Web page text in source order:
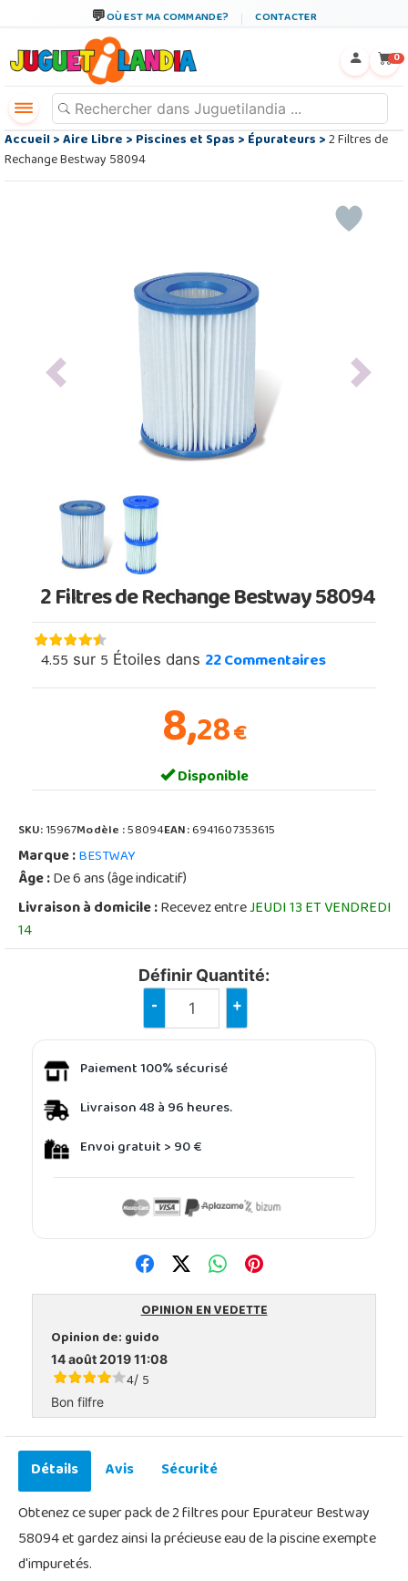
OÙ EST MA COMMANDE? CONTACTER
0
Accueil>Aire Libre>Piscines et Spas>Épurateurs>2 Filtres de
Rechange Bestway 58094
Previous Next
2 Filtres de Rechange Bestway 58094
4.55 sur 5 Étoiles dans 22Commentaires
8,28€
Disponible
SKU:15967Modèle :58094EAN:6941607353615
Marque :BESTWAY
Âge :De 6 ans (âge indicatif)
Livraison à domicile :Recevez entreJEUDI 13 ET VENDREDI
14
Définir Quantité:
- +
Paiement 100% sécurisé
Livraison 48 à 96 heures.
Envoi gratuit > 90 €
OPINION EN VEDETTE
Opinion de:guido
14 août 2019 11:08
4/ 5
Bon filfre
Détails Avis
Sécurité
Obtenez ce super pack de 2 filtres pour Epurateur Bestway
58094 et gardez ainsi la précieuse eau de la piscine exempte
d'impuretés.